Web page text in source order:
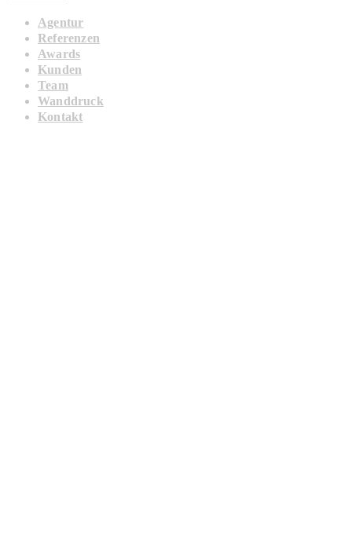
Agentur
Referenzen
Awards
Kunden
Team
Wanddruck
Kontakt